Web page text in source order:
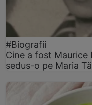
#Biografii
Cine a fost Maurice
sedus-o pe Maria